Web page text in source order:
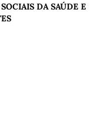
DA SAÚDE E